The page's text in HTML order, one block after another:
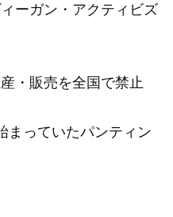
ーガン・アクティビズ
・販売を全国で禁止
っていたパンティン